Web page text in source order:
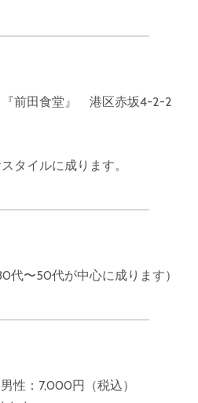
『前田食堂』 港区赤坂4-2-2
タイルに成ります。
30代〜50代が中心に成ります）
性：7,000円（税込）